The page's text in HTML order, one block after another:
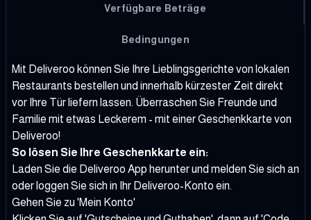
Verfügbare Beträge
Bedingungen
Mit Deliveroo können Sie Ihre Lieblingsgerichte von lokalen
Restaurants bestellen und innerhalb kürzester Zeit direkt
vor Ihre Tür liefern lassen. Überraschen Sie Freunde und
Familie mit etwas Leckerem - mit einer Geschenkkarte von
Deliveroo!
So lösen Sie Ihre Geschenkkarte ein:
Laden Sie die Deliveroo App herunter und melden Sie sich an
oder loggen Sie sich in Ihr Deliveroo-Konto ein.
Gehen Sie zu 'Mein Konto'